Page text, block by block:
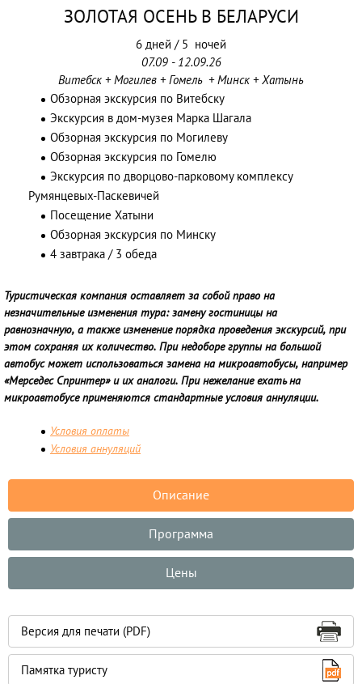
ЗОЛОТАЯ ОСЕНЬ В БЕЛАРУСИ
6 дней / 5 ночей
07.09 - 12.09.26
Витебск + Могилев + Гомель + Минск + Хатынь
Обзорная экскурсия по Витебску
Экскурсия в дом-музея Марка Шагала
Обзорная экскурсия по Могилеву
Обзорная экскурсия по Гомелю
Экскурсия по дворцово-парковому комплексу
Румянцевых-Паскевичей
Посещение Хатыни
Обзорная экскурсия по Минску
4 завтрака / 3 обеда
Туристическая компания оставляет за собой право на
незначительные изменения тура: замену гостиницы на
равнозначную, а также изменение порядка проведения экскурсий, при
этом сохраняя их количество. При недоборе группы на большой
автобус может использоваться замена на микроавтобусы, например
«Мерседес Спринтер» и их аналоги. При нежелание ехать на
микроавтобусе применяются стандартные условия аннуляции.
Условия оплаты
Условия аннуляций
Описание
Программа
Цены
Версия для печати (PDF)
Памятка туристу